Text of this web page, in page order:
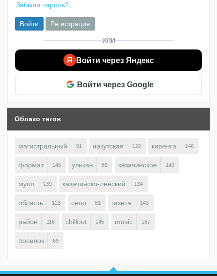
Забыли пароль?
Войти Регистрация
ИЛИ
Я Войти через Яндекс
Войти через Google
Облако тегов
магистральный 91 иркутская 122 киренга 146
формат 145 улькан 89 казачинское 140
мупп 139 казачинско-ленский 134
область 123 село 81 газета 143
район 116 chillout 145 music 187
поселок 69